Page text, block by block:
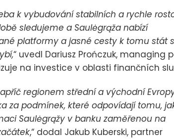
k vybudování stabilních a rychle
sledujeme a Saulėgrąža nabízí
platformy a jasné cesty k tomu stát
“ uvedl Dariusz Prończuk, managing
na investice v oblasti finančních
regionem střední a východní
za podmínek, které odpovídají tomu,
Saulėgrąžy v banku zaměřenou na
,“ dodal Jakub Kuberski, partner